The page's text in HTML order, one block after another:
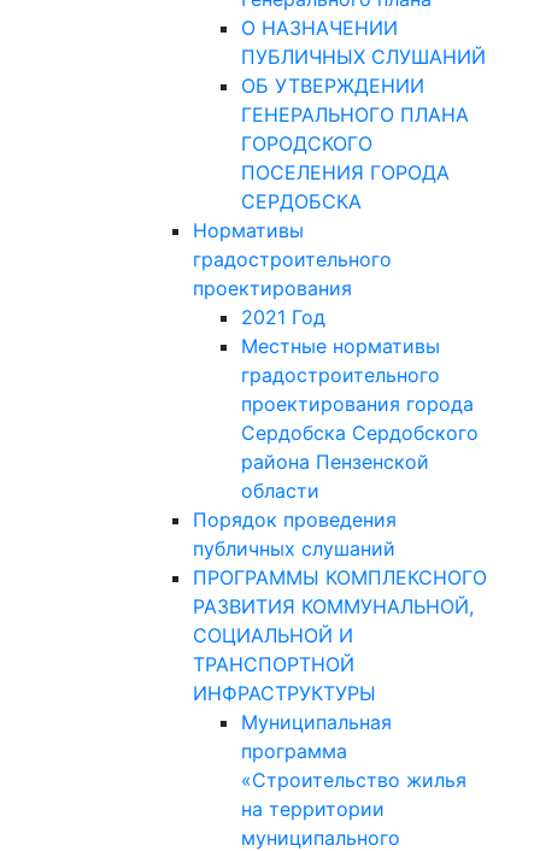
О НАЗНАЧЕНИИ
ПУБЛИЧНЫХ СЛУШАНИЙ
ОБ УТВЕРЖДЕНИИ
ГЕНЕРАЛЬНОГО ПЛАНА
ГОРОДСКОГО
ПОСЕЛЕНИЯ ГОРОДА
СЕРДОБСКА
Нормативы
градостроительного
проектирования
2021 Год
Местные нормативы
градостроительного
проектирования города
Сердобска Сердобского
района Пензенской
области
Порядок проведения
публичных слушаний
ПРОГРАММЫ КОМПЛЕКСНОГО
РАЗВИТИЯ КОММУНАЛЬНОЙ,
СОЦИАЛЬНОЙ И
ТРАНСПОРТНОЙ
ИНФРАСТРУКТУРЫ
Муниципальная
программа
«Строительство жилья
на территории
муниципального